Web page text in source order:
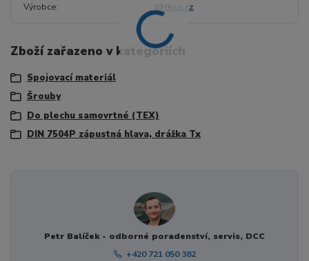
Výrobce BMKco.cz
Zboží zařazeno v kategoriích
Spojovací materiál
Šrouby
Do plechu samovrtné (TEX)
DIN 7504P zápustná hlava, drážka Tx
Petr Balíček - odborné poradenství, servis, DCC
+420 721 050 382